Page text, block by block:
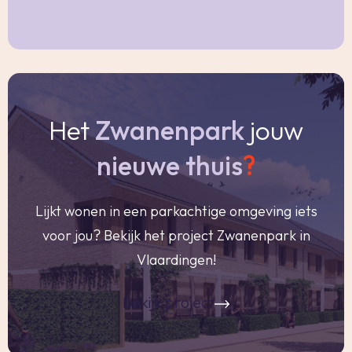
Bij woningen ouder dan 30 jaar zal er standaard
in de koopakte een ouderdomsclausule worden
Notariskeuze en kosten
In principe ligt de notariskeuze bij de koper. Het
doorhalen van de hypothecaire inschrijving in
het kadaster moet door de verkoper betaald
worden. Zijn de kosten van één hypothecaire
doorhaling hoger dan € 400,- inclusief BTW dan
wordt het meerdere bij de koper in rekening
gebracht.
Indien de koper een notaris kiest buiten een
HetZwanenpark jouw
nieuwe thuis?
Lijkt wonen in een parkachtige omgeving iets
voor jou? Bekijk het project Zwanenpark in
Vlaardingen!
bekijk project